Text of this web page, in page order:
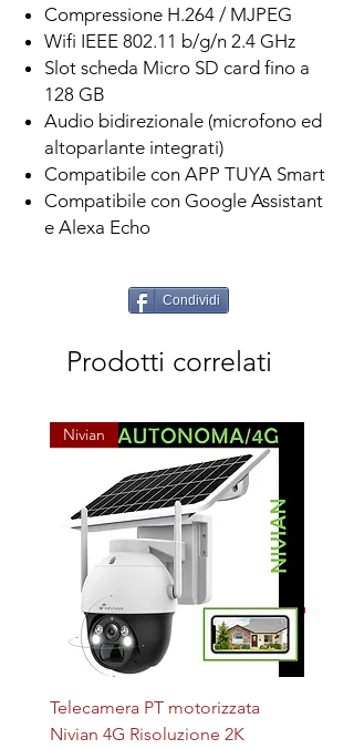
Compressione H.264 / MJPEG
Wifi IEEE 802.11 b/g/n 2.4 GHz
Slot scheda Micro SD card fino a
128 GB
Audio bidirezionale (microfono ed
altoparlante integrati)
Compatibile con APP TUYA Smart
Compatibile con Google Assistant
e Alexa Echo
Condividi
Prodotti correlati
Nivian
Telecamera PT motorizzata
Nivian 4G Risoluzione 2K